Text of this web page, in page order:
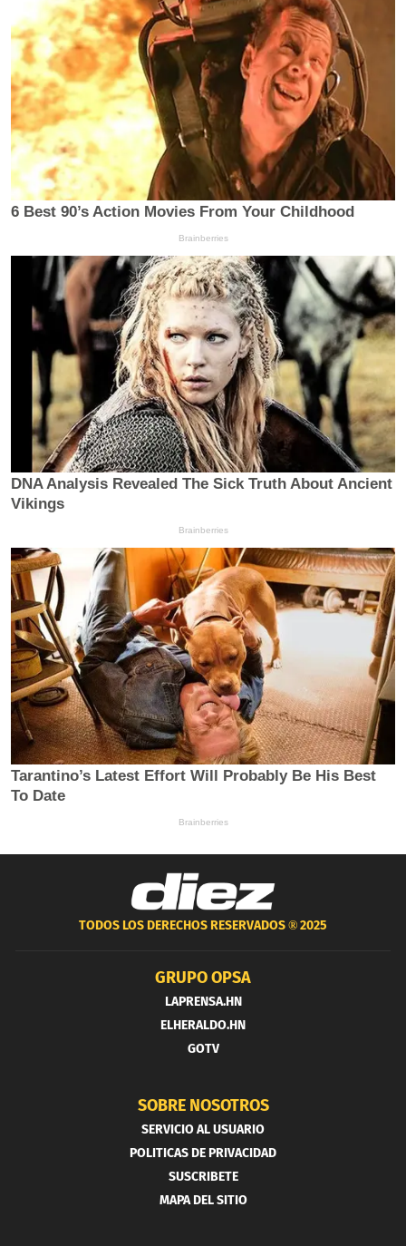
TODOS LOS DERECHOS RESERVADOS ®2025
GRUPO OPSA
LAPRENSA.HN
ELHERALDO.HN
GOTV
SOBRE NOSOTROS
SERVICIO AL USUARIO
POLITICAS DE PRIVACIDAD
SUSCRIBETE
MAPA DEL SITIO